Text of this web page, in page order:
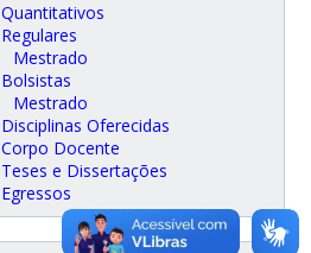
Quantitativos
Regulares
Mestrado
Bolsistas
Mestrado
Disciplinas Oferecidas
Corpo Docente
Teses e Dissertações
Egressos